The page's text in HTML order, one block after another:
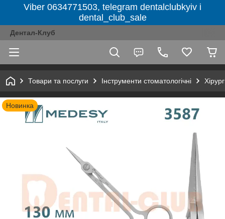
Viber 0634771503, telegram dentalclubkyiv і
dental_club_sale
Дентал-Клуб
Товари та послуги Інструменти стоматологічні
Новинка